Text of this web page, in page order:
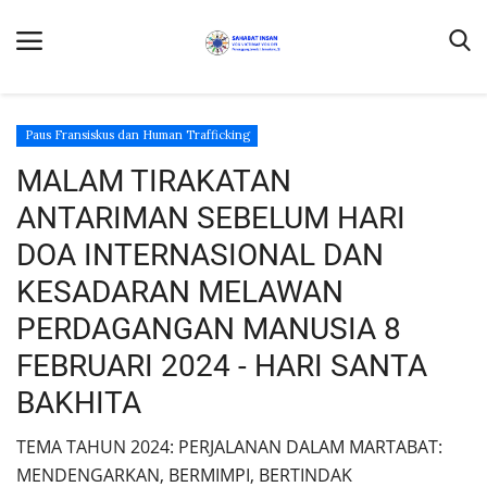
Home
Contact Us
Profil
DONASI
Umat Kapel Kanisius dan Laudato Si'
Ekologia
Laudate Deum
Buruh Migran Dalam Media
Paus Fransiskus dan Human Trafficking
MALAM TIRAKATAN
ANTARIMAN SEBELUM HARI
DOA INTERNASIONAL DAN
KESADARAN MELAWAN
PERDAGANGAN MANUSIA 8
FEBRUARI 2024 - HARI SANTA
BAKHITA
TEMA TAHUN 2024: PERJALANAN DALAM MARTABAT:
MENDENGARKAN, BERMIMPI, BERTINDAK